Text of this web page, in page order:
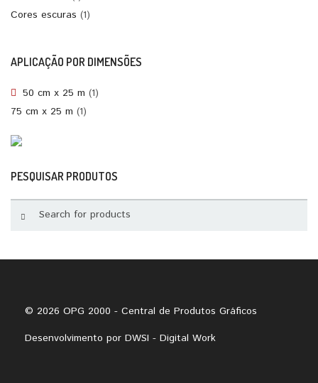
Cores escuras (1)
APLICAÇÃO POR DIMENSÕES
50 cm x 25 m (1)
75 cm x 25 m (1)
PESQUISAR PRODUTOS
© 2026 OPG 2000 - Central de Produtos Gráficos
Desenvolvimento por DWSI - Digital Work